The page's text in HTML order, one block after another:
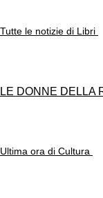
Tutte le notizie di Libri
LE DONNE DELLA
Ultima ora di Cultura